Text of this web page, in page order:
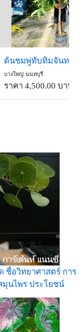
ต้นชมพู่ทับทิมจันทร์
บางใหญ่ นนทบุรี
ราคา 4,500.00 บาท
ชื่อวิทยาศาสตร์ การ
นไพร ประโยชน์